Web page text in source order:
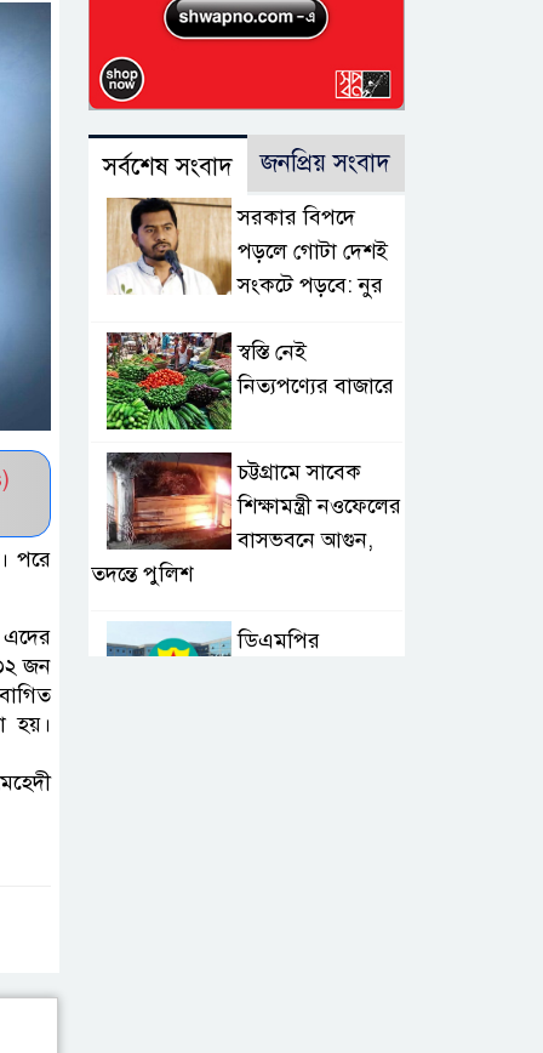
পরে
জন
হয়।
সর্বশেষ সংবাদ জনপ্রিয় সংবাদ
সরকার বিপদে
পড়লে গোটা দেশই
সংকটে পড়বে: নুর
স্বস্তি নেই
নিত্যপণ্যের বাজারে
চট্টগ্রামে সাবেক
শিক্ষামন্ত্রী নওফেলের
বাসভবনে আগুন,
তদন্তে পুলিশ
ডিএমপির